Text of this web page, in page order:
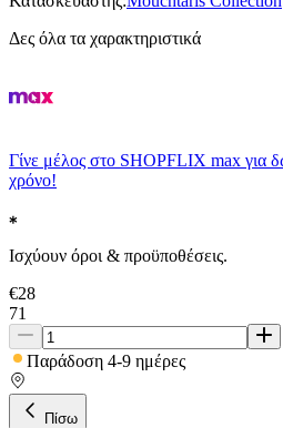
Δες όλα τα χαρακτηριστικά
Γίνε μέλος στο SHOPFLIX max για
χρόνο!
Ισχύουν όροι & προϋποθέσεις.
€28
71
Παράδοση 4-9 ημέρες
Πίσω